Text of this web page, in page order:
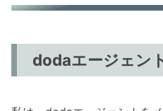
dodaエージェン